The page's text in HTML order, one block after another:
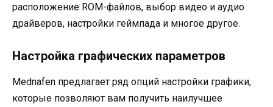
расположение ROM-файлов, выбор видео и аудио
драйверов, настройки геймпада и многое другое.
Настройка графических параметров
Mednafen предлагает ряд опций настройки графики,
которые позволяют вам получить наилучшее